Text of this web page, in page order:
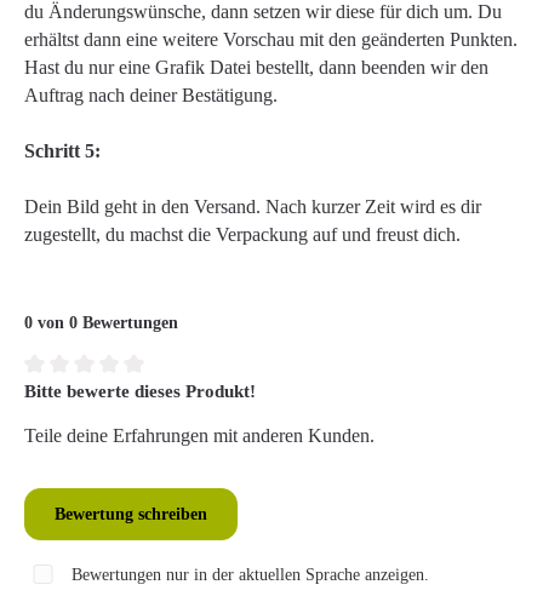
du Änderungswünsche, dann setzen wir diese für dich um. Du
erhältst dann eine weitere Vorschau mit den geänderten Punkten.
Hast du nur eine Grafik Datei bestellt, dann beenden wir den
Auftrag nach deiner Bestätigung.
Schritt 5:
Dein Bild geht in den Versand. Nach kurzer Zeit wird es dir
zugestellt, du machst die Verpackung auf und freust dich.
0 von 0 Bewertungen
Durchschnittliche Bewertung von 0 von 5 Sternen
Bitte bewerte dieses Produkt!
Teile deine Erfahrungen mit anderen Kunden.
Bewertung schreiben
Bewertungen nur in der aktuellen Sprache anzeigen.